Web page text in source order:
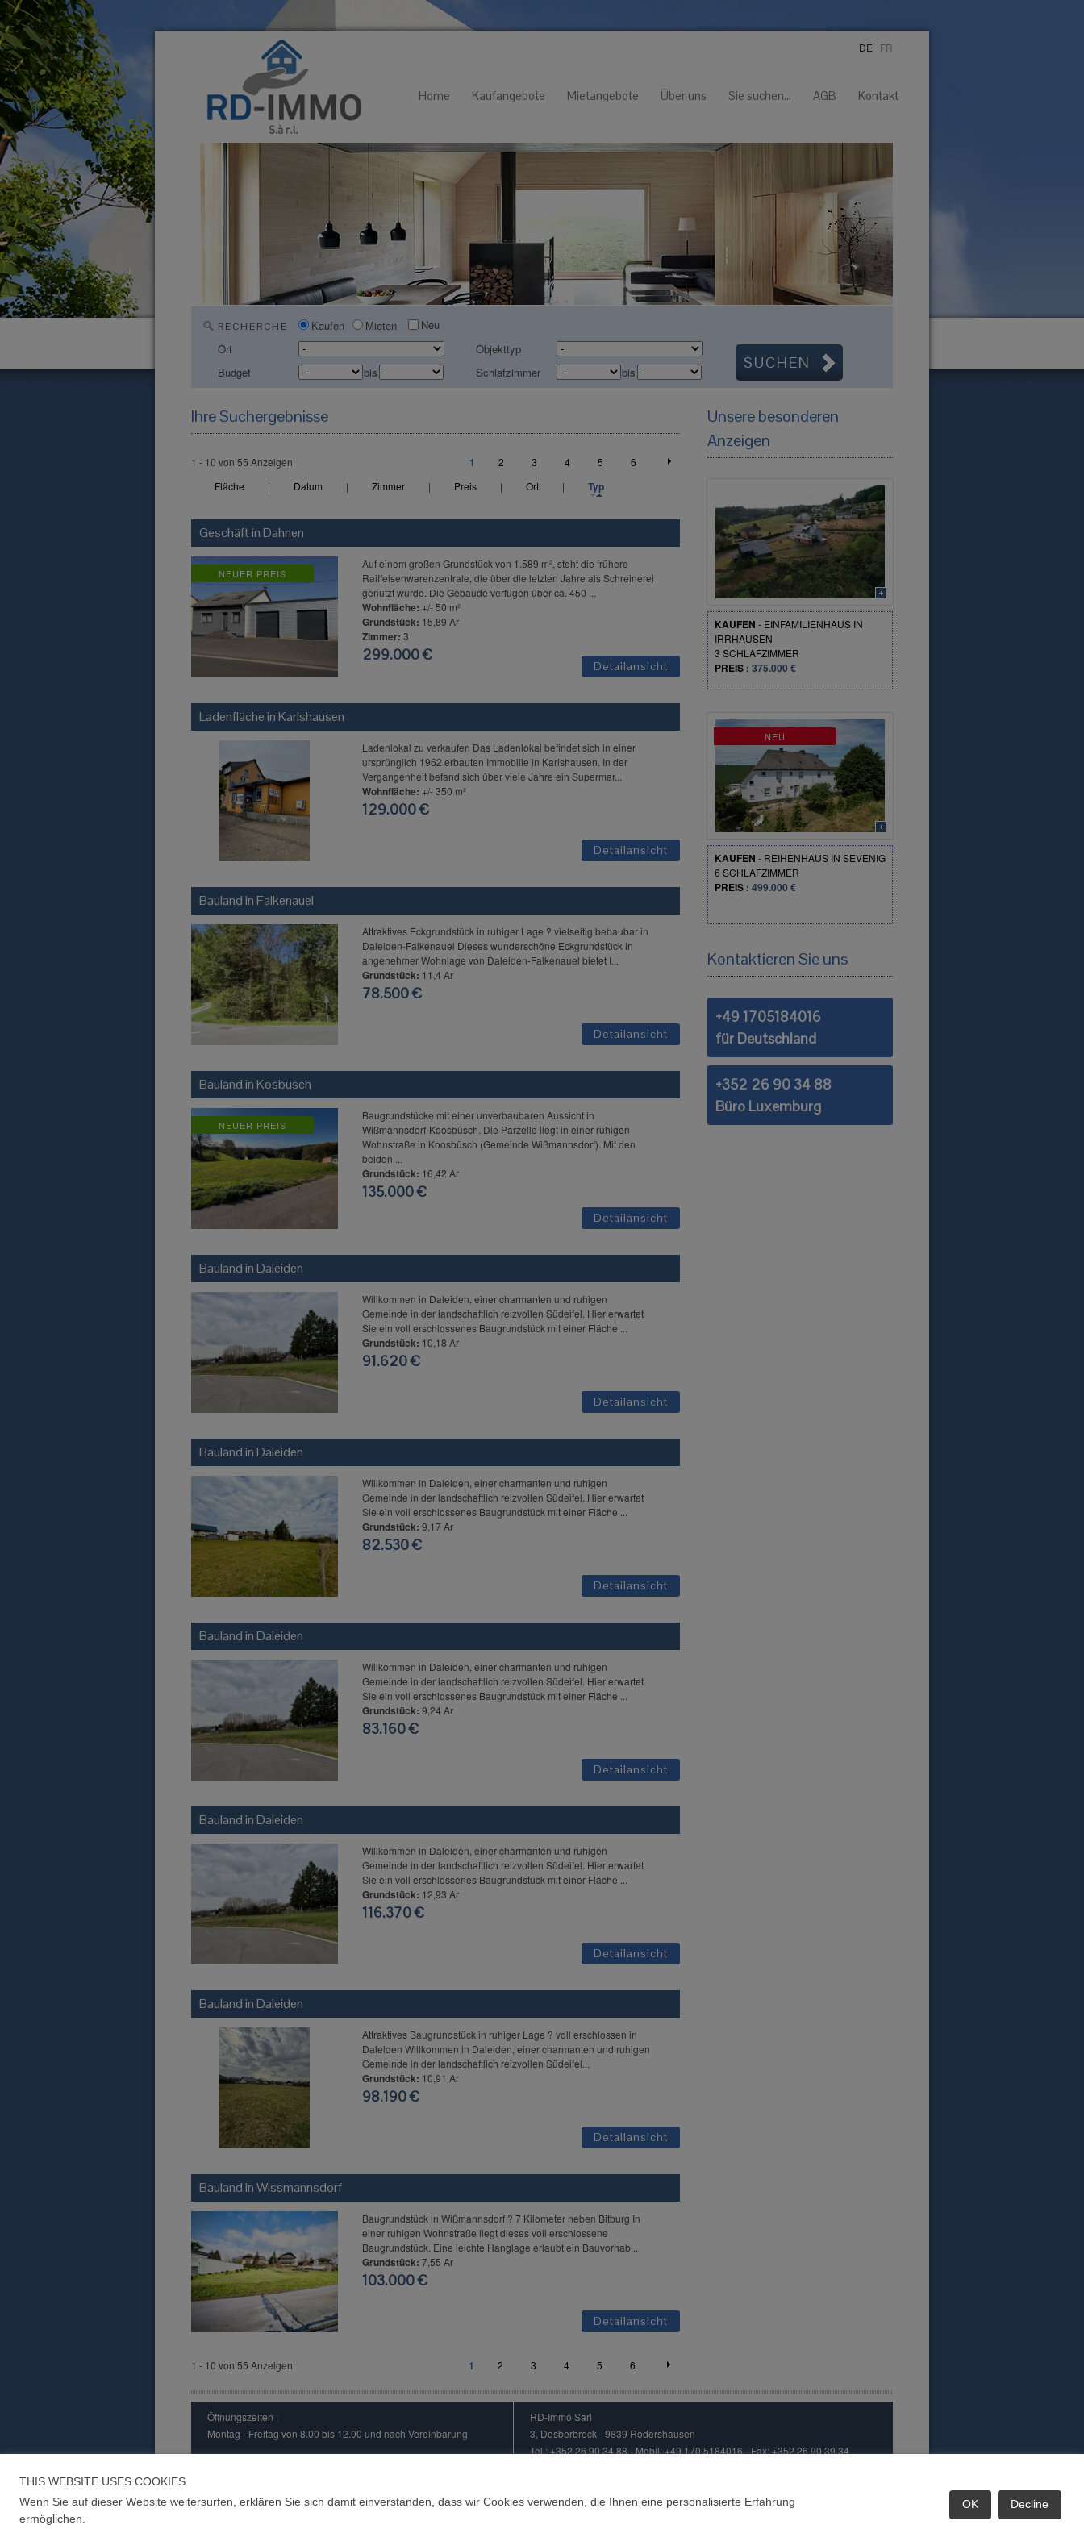
DE FR
Home Kaufangebote Mietangebote Über uns Sie suchen... AGB Kontakt
RECHERCHE Kaufen Mieten
Neu
Ort
Objekttyp
Budget
bis Schlafzimmer bis
Ihre Suchergebnisse
1 - 10 von 55 Anzeigen 1 2 3 4 5
6
Fläche
| Datum | Zimmer | Preis | Ort | Typ
Geschäft inDahnen
NEUER PREIS
Auf einem großen Grundstück von 1.589 m², steht die frühere
Raiffeisenwarenzentrale, die über die letzten Jahre als Schreinerei
genutzt wurde. Die Gebäude verfügen über ca. 450 ...
Wohnfläche: +/- 50 m²
Grundstück: 15,89 Ar
Zimmer: 3
299.000 €
Detailansicht
Ladenfläche inKarlshausen
Ladenlokal zu verkaufen Das Ladenlokal befindet sich in einer
ursprünglich 1962 erbauten Immobilie in Karlshausen. In der
Vergangenheit befand sich über viele Jahre ein Supermar...
Wohnfläche: +/- 350 m²
129.000 €
Detailansicht
Bauland inFalkenauel
Attraktives Eckgrundstück in ruhiger Lage ? vielseitig bebaubar in
Daleiden-Falkenauel Dieses wunderschöne Eckgrundstück in
angenehmer Wohnlage von Daleiden-Falkenauel bietet I...
Grundstück: 11,4 Ar
78.500 €
Detailansicht
Bauland inKosbüsch
NEUER PREIS
Baugrundstücke mit einer unverbaubaren Aussicht in
Wißmannsdorf-Koosbüsch. Die Parzelle liegt in einer ruhigen
Wohnstraße in Koosbüsch (Gemeinde Wißmannsdorf). Mit den
beiden ...
Grundstück: 16,42 Ar
135.000 €
Detailansicht
Bauland inDaleiden
Willkommen in Daleiden, einer charmanten und ruhigen
Gemeinde in der landschaftlich reizvollen Südeifel. Hier erwartet
Sie ein voll erschlossenes Baugrundstück mit einer Fläche ...
Grundstück: 10,18 Ar
91.620 €
Detailansicht
Bauland inDaleiden
Willkommen in Daleiden, einer charmanten und ruhigen
Gemeinde in der landschaftlich reizvollen Südeifel. Hier erwartet
Sie ein voll erschlossenes Baugrundstück mit einer Fläche ...
Grundstück: 9,17 Ar
82.530 €
Detailansicht
Bauland inDaleiden
Willkommen in Daleiden, einer charmanten und ruhigen
Gemeinde in der landschaftlich reizvollen Südeifel. Hier erwartet
Sie ein voll erschlossenes Baugrundstück mit einer Fläche ...
Grundstück: 9,24 Ar
83.160 €
Detailansicht
Bauland inDaleiden
Willkommen in Daleiden, einer charmanten und ruhigen
Gemeinde in der landschaftlich reizvollen Südeifel. Hier erwartet
Sie ein voll erschlossenes Baugrundstück mit einer Fläche ...
Grundstück: 12,93 Ar
116.370 €
Detailansicht
Bauland inDaleiden
Attraktives Baugrundstück in ruhiger Lage ? voll erschlossen in
Daleiden Willkommen in Daleiden, einer charmanten und ruhigen
Gemeinde in der landschaftlich reizvollen Südeifel...
Grundstück: 10,91 Ar
98.190 €
Detailansicht
Bauland inWissmannsdorf
Baugrundstück in Wißmannsdorf ? 7 Kilometer neben Bitburg In
einer ruhigen Wohnstraße liegt dieses voll erschlossene
Baugrundstück. Eine leichte Hanglage erlaubt ein Bauvorhab...
Grundstück: 7,55 Ar
103.000 €
Detailansicht
1 - 10 von 55 Anzeigen 1 2 3 4 5 6
Unsere besonderen
Anzeigen
KAUFEN - EINFAMILIENHAUS IN
IRRHAUSEN
3 SCHLAFZIMMER
PREIS : 375.000 €
NEU
KAUFEN - REIHENHAUS IN SEVENIG
6 SCHLAFZIMMER
PREIS : 499.000 €
Kontaktieren Sie uns
+49 1705184016
für Deutschland
+352 26 90 34 88
Büro Luxemburg
Öffnungszeiten :
Montag - Freitag von 8.00 bis 12.00 und nach Vereinbarung
RD-Immo Sarl
3, Dosberbreck - 9839 Rodershausen
Tel.: +352 26 90 34 88 - Mobil: +49 170 5184016 - Fax: +352 26 90 39 34
© RD-Immo Sarl | Tous droits réservés |atHome.de - Das Immobilienportal Ihrer Region
THIS WEBSITE USES COOKIES
Wenn Sie auf dieser Website weitersurfen, erklären Sie sich damit einverstanden, dass wir Cookies verwenden, die Ihnen eine personalisierte Erfahrung
ermöglichen.
OK Decline